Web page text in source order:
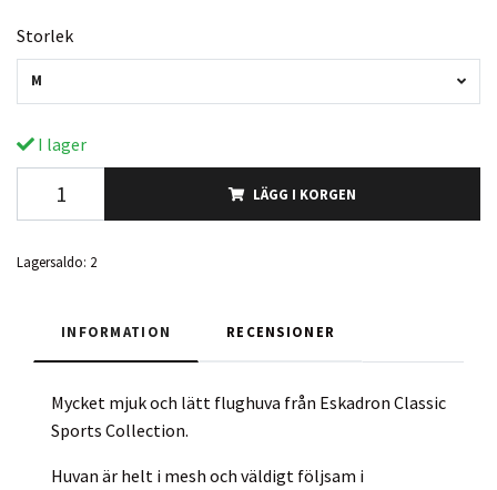
Storlek
M
I lager
LÄGG I KORGEN
Lagersaldo: 2
INFORMATION RECENSIONER
Mycket mjuk och lätt flughuva från Eskadron Classic
Sports Collection.
Huvan är helt i mesh och väldigt följsam i